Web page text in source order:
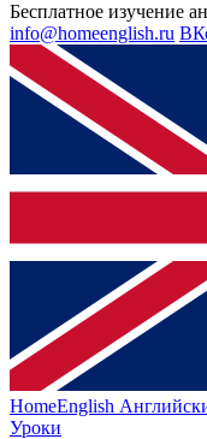
Бесплатное изучение
info@homeenglish.ru
HomeEnglish
Уроки